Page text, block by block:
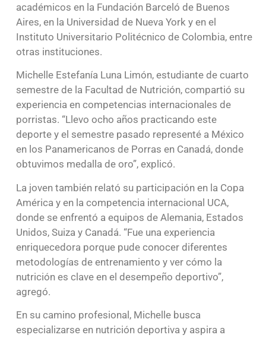
académicos en la Fundación Barceló de Buenos
Aires, en la Universidad de Nueva York y en el
Instituto Universitario Politécnico de Colombia, entre
otras instituciones.
Michelle Estefanía Luna Limón, estudiante de cuarto
semestre de la Facultad de Nutrición, compartió su
experiencia en competencias internacionales de
porristas. “Llevo ocho años practicando este
deporte y el semestre pasado representé a México
en los Panamericanos de Porras en Canadá, donde
obtuvimos medalla de oro”, explicó.
La joven también relató su participación en la Copa
América y en la competencia internacional UCA,
donde se enfrentó a equipos de Alemania, Estados
Unidos, Suiza y Canadá. “Fue una experiencia
enriquecedora porque pude conocer diferentes
metodologías de entrenamiento y ver cómo la
nutrición es clave en el desempeño deportivo”,
agregó.
En su camino profesional, Michelle busca
especializarse en nutrición deportiva y aspira a